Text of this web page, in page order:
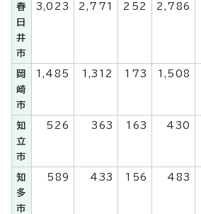
春
日
井
市
3,023 2,771 252 2,786
岡
崎
市
1,485 1,312 173 1,508
知
立
市
526 363 163 430
知
多
市
589 433 156 483